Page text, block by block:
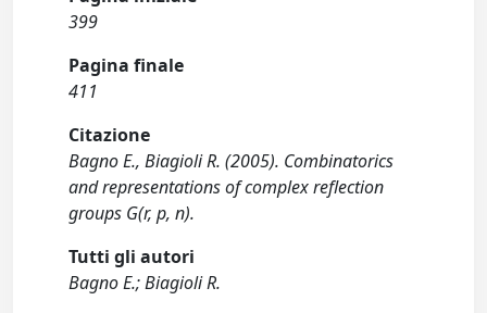
399
Pagina finale
411
Citazione
Bagno E., Biagioli R. (2005). Combinatorics
and representations of complex reflection
groups G(r, p, n).
Tutti gli autori
Bagno E.; Biagioli R.